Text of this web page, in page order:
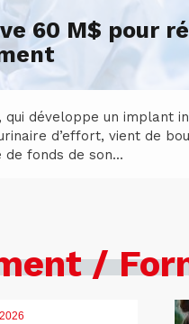
60 M$ pour
qui développe un implant
d’effort, vient de
fonds de son...
/